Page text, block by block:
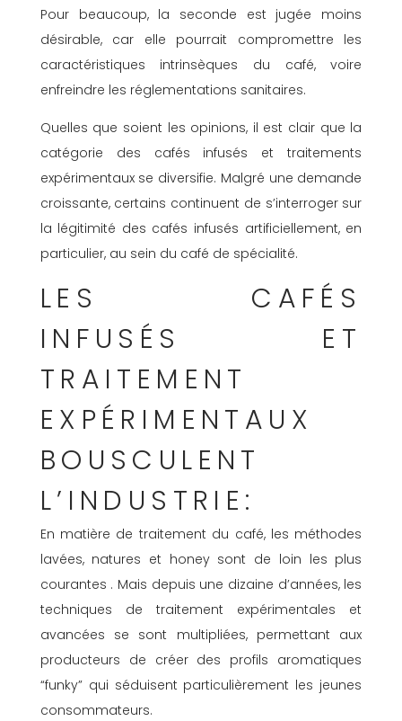
Pour beaucoup, la seconde est jugée moins
désirable, car elle pourrait compromettre les
caractéristiques intrinsèques du café, voire
enfreindre les réglementations sanitaires.
Quelles que soient les opinions, il est clair que la
catégorie des cafés infusés et traitements
expérimentaux se diversifie. Malgré une demande
croissante, certains continuent de s’interroger sur
la légitimité des cafés infusés artificiellement, en
particulier, au sein du café de spécialité.
LES CAFÉS
INFUSÉS ET
TRAITEMENT
EXPÉRIMENTAUX
BOUSCULENT
L’INDUSTRIE:
En matière de traitement du café, les méthodes
lavées, natures et honey sont de loin les plus
courantes . Mais depuis une dizaine d’années, les
techniques de traitement expérimentales et
avancées se sont multipliées, permettant aux
producteurs de créer des profils aromatiques
“funky” qui séduisent particulièrement les jeunes
consommateurs.